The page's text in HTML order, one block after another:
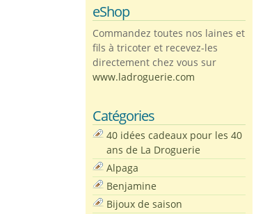
eShop
Commandez toutes nos laines et
fils à tricoter et recevez-les
directement chez vous sur
www.ladroguerie.com
Catégories
40 idées cadeaux pour les 40
ans de La Droguerie
Alpaga
Benjamine
Bijoux de saison